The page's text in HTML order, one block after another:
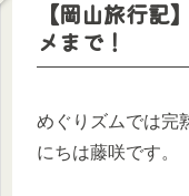
【岡山旅行記
メまで！
めぐりズムでは完
にちは藤咲です。